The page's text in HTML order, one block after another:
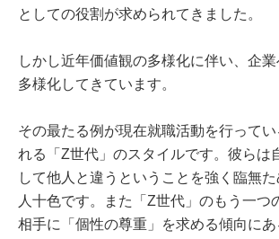
としての役割が求められてきました。
しかし近年価値観の多様化に伴い、企
多様化してきています。
その最たる例が現在就職活動を行って
れる「Z世代」のスタイルです。彼らは
して他人と違うということを強く臨無
人十色です。また「Z世代」のもう一つ
相手に「個性の尊重」を求める傾向に